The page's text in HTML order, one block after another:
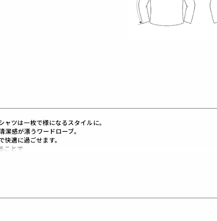
ツは一枚で様になるスタイルに。
感が漂うワードローブ。
適に過ごせます。
ことで
ルフ）